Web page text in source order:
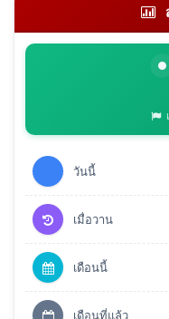
วันนี้
เมื่อวาน
เดือนนี้
เดือนที่แล้ว